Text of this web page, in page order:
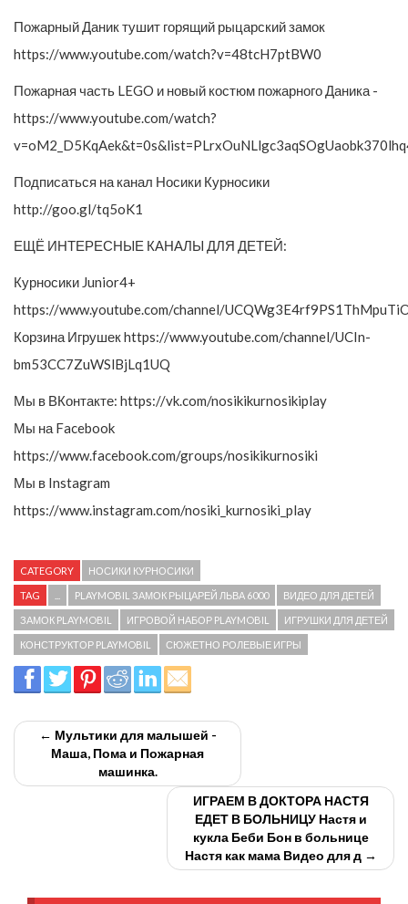
Пожарный Даник тушит горящий рыцарский замок
https://www.youtube.com/watch?v=48tcH7ptBW0
Пожарная часть LEGO и новый костюм пожарного Даника -
https://www.youtube.com/watch?
Подписаться на канал Носики Курносики
http://goo.gl/tq5oK1
ЕЩЁ ИНТЕРЕСНЫЕ КАНАЛЫ ДЛЯ ДЕТЕЙ:
Курносики Junior4+
https://www.youtube.com/channel/
Корзина Игрушек https://www.youtube.com/channel/UCIn-
bm53CC7ZuWSlBjLq1UQ
Мы в ВКонтакте: https://vk.com/nosikikurnosikiplay
Мы на Facebook
https://www.facebook.com/groups/nosikikurnosiki
Мы в Instagram
https://www.instagram.com/nosiki_kurnosiki_play
CATEGORY НОСИКИ КУРНОСИКИ
TAG PLAYMOBIL ЗАМОК РЫЦАРЕЙ ЛЬВА 6000 ВИДЕО ДЛЯ ДЕТЕЙ
ЗАМОК PLAYMOBIL ИГРОВОЙ НАБОР PLAYMOBIL ИГРУШКИ ДЛЯ ДЕТЕЙ
КОНСТРУКТОР PLAYMOBIL СЮЖЕТНО РОЛЕВЫЕ ИГРЫ
← Мультики для малышей -
Маша, Пома и Пожарная
машинка.
ИГРАЕМ В ДОКТОРА НАСТЯ
ЕДЕТ В БОЛЬНИЦУ Настя и
кукла Беби Бон в больнице
Настя как мама Видео для д →